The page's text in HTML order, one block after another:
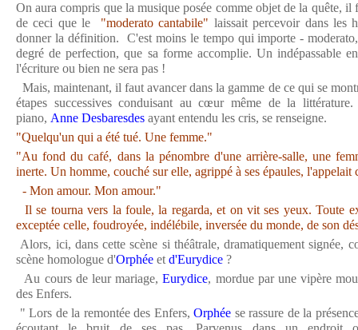
On aura compris que la musique posée comme objet de la quête, il
de ceci que le "moderato cantabile" laissait percevoir dans les
donner la définition. C'est moins le tempo qui importe -
degré de perfection, que sa forme accomplie. Un indépassable
l'écriture ou bien ne sera pas !
Mais, maintenant, il faut avancer dans la gamme de ce qui se
étapes successives conduisant au cœur même de la
piano, Anne Desbaresdes ayant entendu les cris, se renseigne.
"Quelqu'un qui a été tué. Une femme."
"Au fond du café, dans la pénombre d'une arrière-salle, une
inerte. Un homme, couché sur elle, agrippé à ses épaules, l'appelait
- Mon amour. Mon amour."
Il se tourna vers la foule, la regarda, et on vit ses yeux. Toute
exceptée celle, foudroyée, indélébile, inversée du monde, de son
Alors, ici, dans cette scène si théâtrale, dramatiquement signée,
scène homologue d'Orphée et d'Eurydice ?
Au cours de leur mariage,Eurydice, mordue par une vipère
des Enfers.
" Lors de la remontée des Enfers,Orphée se rassure de la